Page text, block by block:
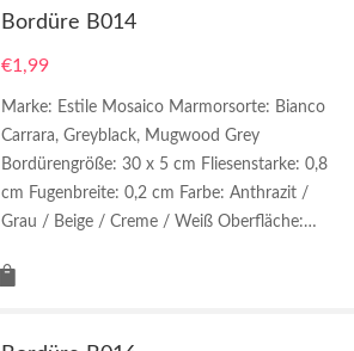
Bordüre B014
€1,99
Marke: Estile Mosaico Marmorsorte: Bianco
Carrara, Greyblack, Mugwood Grey
Bordürengröße: 30 x 5 cm Fliesenstarke: 0,8
cm Fugenbreite: 0,2 cm Farbe: Anthrazit /
Grau / Beige / Creme / Weiß Oberfläche:…